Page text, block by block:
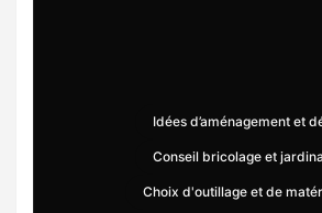
Idées d’aménagement et
Conseil bricolage et
Choix d'outillage et de